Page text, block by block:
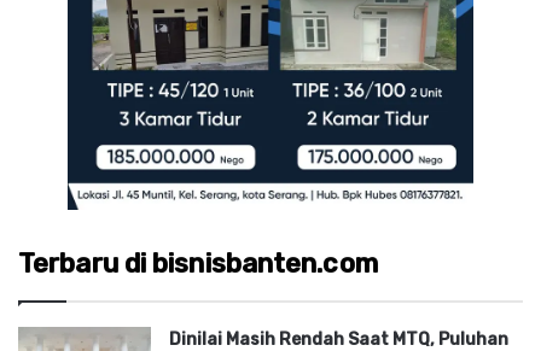
Terbaru di bisnisbanten.com
Dinilai Masih Rendah Saat MTQ, Puluhan